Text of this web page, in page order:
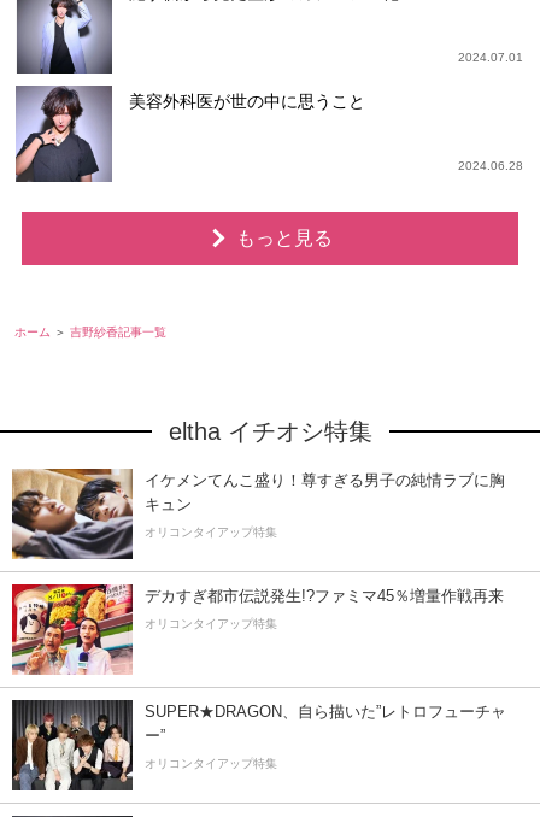
2024.07.01
美容外科医が世の中に思うこと
2024.06.28
もっと見る
ホーム 吉野紗香記事一覧
eltha イチオシ特集
イケメンてんこ盛り！尊すぎる男子の純情ラブに胸
キュン
オリコンタイアップ特集
デカすぎ都市伝説発生!?ファミマ45％増量作戦再来
オリコンタイアップ特集
SUPER★DRAGON、自ら描いた”レトロフューチャ
ー”
オリコンタイアップ特集